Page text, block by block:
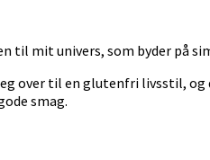
til mit univers, som byder på
over til en glutenfri livsstil,
smag.